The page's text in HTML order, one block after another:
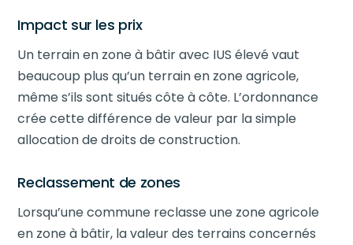
Impact sur les prix
Un terrain en zone à bâtir avec IUS élevé vaut
beaucoup plus qu’un terrain en zone agricole,
même s’ils sont situés côte à côte. L’ordonnance
crée cette différence de valeur par la simple
allocation de droits de construction.
Reclassement de zones
Lorsqu’une commune reclasse une zone agricole
en zone à bâtir, la valeur des terrains concernés